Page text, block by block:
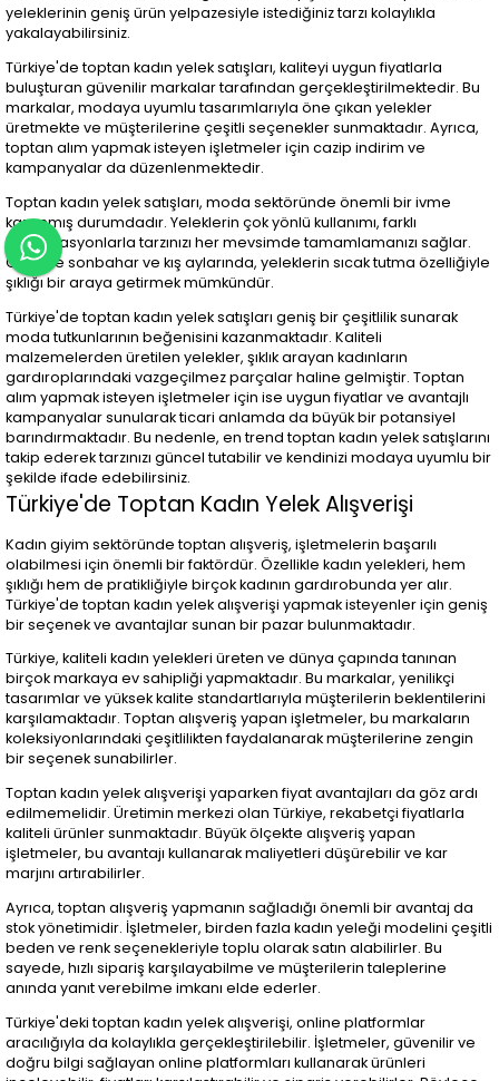
yeleklerinin geniş ürün yelpazesiyle istediğiniz tarzı kolaylıkla
yakalayabilirsiniz.
Türkiye'de toptan kadın yelek satışları, kaliteyi uygun fiyatlarla
buluşturan güvenilir markalar tarafından gerçekleştirilmektedir. Bu
markalar, modaya uyumlu tasarımlarıyla öne çıkan yelekler
üretmekte ve müşterilerine çeşitli seçenekler sunmaktadır. Ayrıca,
toptan alım yapmak isteyen işletmeler için cazip indirim ve
kampanyalar da düzenlenmektedir.
Toptan kadın yelek satışları, moda sektöründe önemli bir ivme
kazanmış durumdadır. Yeleklerin çok yönlü kullanımı, farklı
kombinasyonlarla tarzınızı her mevsimde tamamlamanızı sağlar.
Özellikle sonbahar ve kış aylarında, yeleklerin sıcak tutma özelliğiyle
şıklığı bir araya getirmek mümkündür.
Türkiye'de toptan kadın yelek satışları geniş bir çeşitlilik sunarak
moda tutkunlarının beğenisini kazanmaktadır. Kaliteli
malzemelerden üretilen yelekler, şıklık arayan kadınların
gardıroplarındaki vazgeçilmez parçalar haline gelmiştir. Toptan
alım yapmak isteyen işletmeler için ise uygun fiyatlar ve avantajlı
kampanyalar sunularak ticari anlamda da büyük bir potansiyel
barındırmaktadır. Bu nedenle, en trend toptan kadın yelek satışlarını
takip ederek tarzınızı güncel tutabilir ve kendinizi modaya uyumlu bir
şekilde ifade edebilirsiniz.
Türkiye'de Toptan Kadın Yelek Alışverişi
Kadın giyim sektöründe toptan alışveriş, işletmelerin başarılı
olabilmesi için önemli bir faktördür. Özellikle kadın yelekleri, hem
şıklığı hem de pratikliğiyle birçok kadının gardırobunda yer alır.
Türkiye'de toptan kadın yelek alışverişi yapmak isteyenler için geniş
bir seçenek ve avantajlar sunan bir pazar bulunmaktadır.
Türkiye, kaliteli kadın yelekleri üreten ve dünya çapında tanınan
birçok markaya ev sahipliği yapmaktadır. Bu markalar, yenilikçi
tasarımlar ve yüksek kalite standartlarıyla müşterilerin beklentilerini
karşılamaktadır. Toptan alışveriş yapan işletmeler, bu markaların
koleksiyonlarındaki çeşitlilikten faydalanarak müşterilerine zengin
bir seçenek sunabilirler.
Toptan kadın yelek alışverişi yaparken fiyat avantajları da göz ardı
edilmemelidir. Üretimin merkezi olan Türkiye, rekabetçi fiyatlarla
kaliteli ürünler sunmaktadır. Büyük ölçekte alışveriş yapan
işletmeler, bu avantajı kullanarak maliyetleri düşürebilir ve kar
marjını artırabilirler.
Ayrıca, toptan alışveriş yapmanın sağladığı önemli bir avantaj da
stok yönetimidir. İşletmeler, birden fazla kadın yeleği modelini çeşitli
beden ve renk seçenekleriyle toplu olarak satın alabilirler. Bu
sayede, hızlı sipariş karşılayabilme ve müşterilerin taleplerine
anında yanıt verebilme imkanı elde ederler.
Türkiye'deki toptan kadın yelek alışverişi, online platformlar
aracılığıyla da kolaylıkla gerçekleştirilebilir. İşletmeler, güvenilir ve
doğru bilgi sağlayan online platformları kullanarak ürünleri